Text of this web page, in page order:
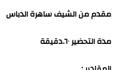
مقدم من الشيف ساهرة الدباس
مدة التحضير ٦٠.دقيقة